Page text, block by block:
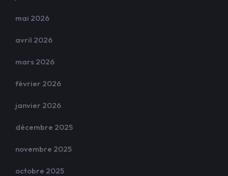
mai 2026
avril 2026
mars 2026
février 2026
janvier 2026
décembre 2025
novembre 2025
octobre 2025